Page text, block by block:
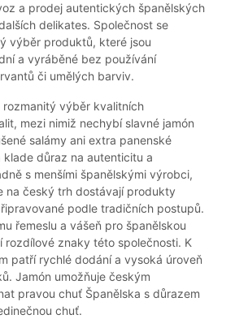
a prodej autentických španělských
delikates. Společnost se
výběr produktů, které jsou
a vyráběné bez používání
či umělých barviv.
rozmanitý výběr kvalitních
mezi nimiž nechybí slavné jamón
salámy ani extra panenské
klade důraz na autenticitu a
s menšími španělskými výrobci,
na český trh dostávají produkty
podle tradičních postupů.
řemeslu a vášeň pro španělskou
rozdílové znaky této společnosti. K
patří rychlé dodání a vysoká úroveň
Jamón umožňuje českým
pravou chuť Španělska s důrazem
chuť.